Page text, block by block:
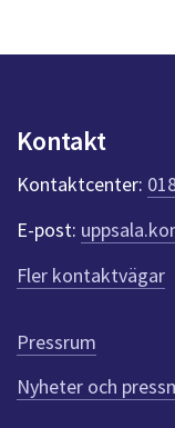
n
k
t
e
r
f
ö
r
e
n
n
a
Kontakt
Kontaktcenter:
E-post:
Fler kontaktvägar
Pressrum
Nyheter och